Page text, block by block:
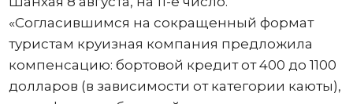
«Согласившимся на сокращенный формат
туристам круизная компания предложила
компенсацию: бортовой кредит от 400 до 1100
долларов (в зависимости от категории каюты),